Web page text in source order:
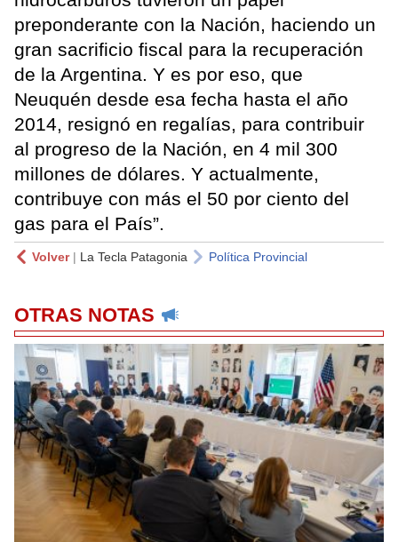
preponderante con la Nación, haciendo un
gran sacrificio fiscal para la recuperación
de la Argentina. Y es por eso, que
Neuquén desde esa fecha hasta el año
2014, resignó en regalías, para contribuir
al progreso de la Nación, en 4 mil 300
millones de dólares. Y actualmente,
contribuye con más el 50 por ciento del
gas para el País”.
Volver| La Tecla Patagonia Política Provincial
OTRAS NOTAS